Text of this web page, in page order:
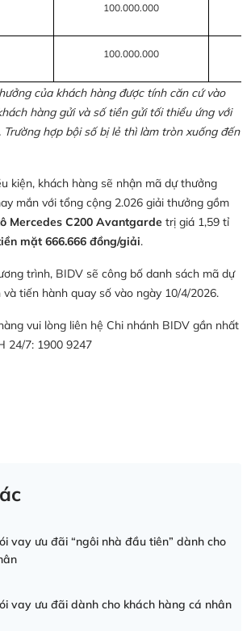
100.000.000
100.000.000
của khách hàng được tính căn cứ vào
hàng gửi và số tiền gửi tối thiểu ứng với
hợp bội số bị lẻ thì làm tròn xuống đến
kiện, khách hàng sẽ nhận mã dự thưởng
mắn với tổng cộng 2.026 giải thưởng gồm
Mercedes C200 Avantgarde trị giá 1,59 tỉ
mặt 666.666 đồng/giải.
trình, BIDV sẽ công bố danh sách mã dự
tiến hành quay số vào ngày 10/4/2026.
vui lòng liên hệ Chi nhánh BIDV gần nhất
24/7: 1900 9247
vay ưu đãi “ngôi nhà đầu tiên” dành cho
vay ưu đãi dành cho khách hàng cá nhân